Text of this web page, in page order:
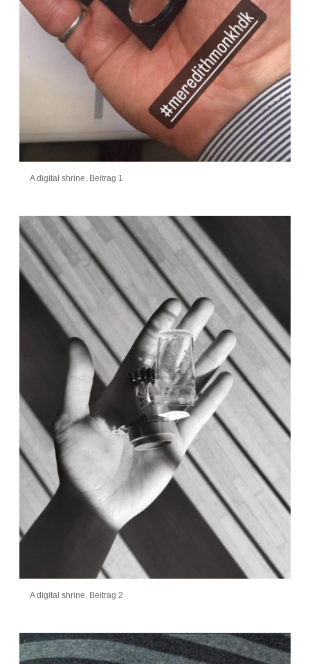
A digital shrine. Beitrag 1
A digital shrine. Beitrag 2